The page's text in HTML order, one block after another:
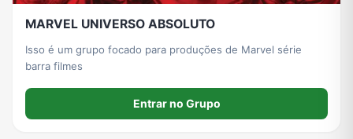
MARVEL UNIVERSO ABSOLUTO
Isso é um grupo focado para produções de Marvel série
barra filmes
Entrar no Grupo